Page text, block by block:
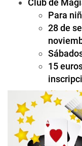
Club de
Para
28 de
15